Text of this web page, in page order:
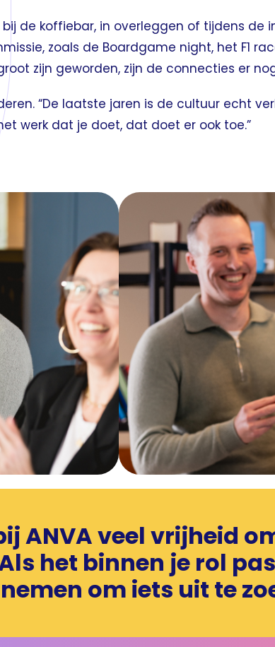
de koffiebar, in overleggen of tijdens de
zoals de Boardgame night, het F1
zijn geworden, zijn de connecties er
“De laatste jaren is de cultuur echt
werk dat je doet, dat doet er ook toe.”
ANVA veel vrijheid
het binnen je rol
om iets uit te